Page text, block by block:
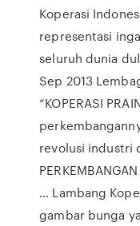
Koperasi
representasi
seluruh dunia
Sep 2013
“KOPERASI
revolusi industri
… Lambang
gambar bunga